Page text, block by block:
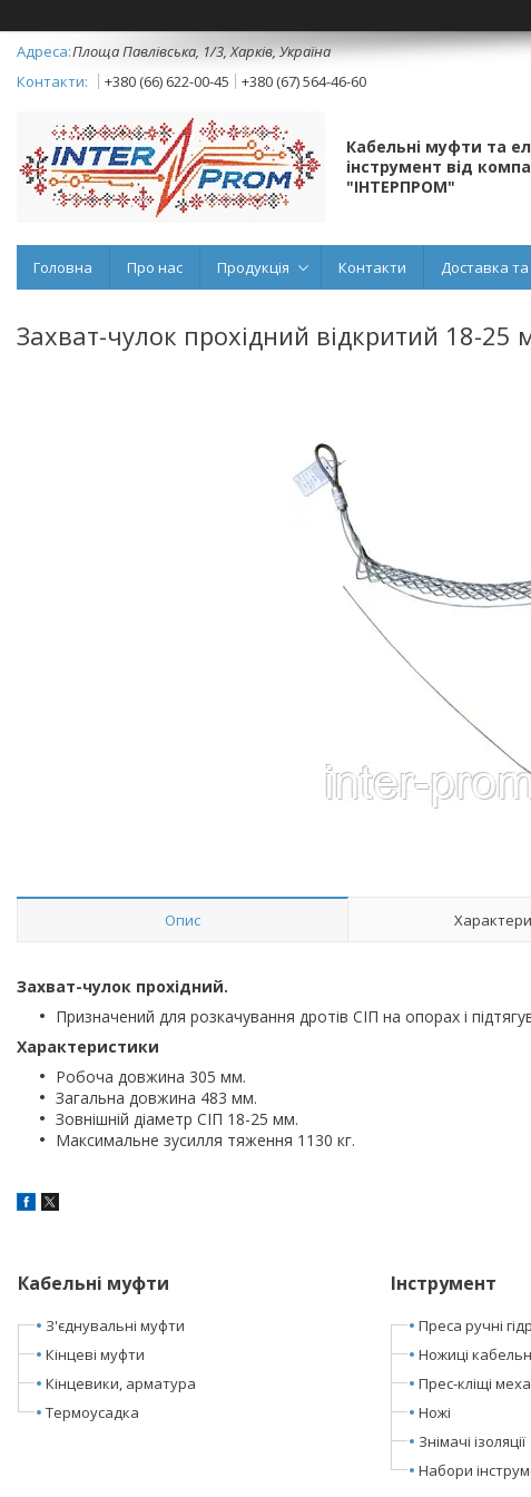
Площа Павлівська, 1/3, Харків, Україна
+380 (66) 622-00-45
+380 (67) 564-46-60
Кабельні муфти та
інструмент від
"ІНТЕРПРОМ"
Головна Про нас Продукція Контакти Доставка
Захват-чулок прохідний відкритий 18-25
Опис
Захват-чулок прохідний.
Призначений для розкачування дротів СІП на опорах і
Характеристики
Робоча довжина 305 мм.
Загальна довжина 483 мм.
Зовнішній діаметр СІП 18-25 мм.
Максимальне зусилля тяження 1130 кг.
Кабельні муфти
З'єднувальні муфти
Кінцеві муфти
Кінцевики, арматура
Термоусадка
Інструмент
Преса ручні
Ножиці
Прес-кліщі
Ножі
Знімачі ізоляції
Набори